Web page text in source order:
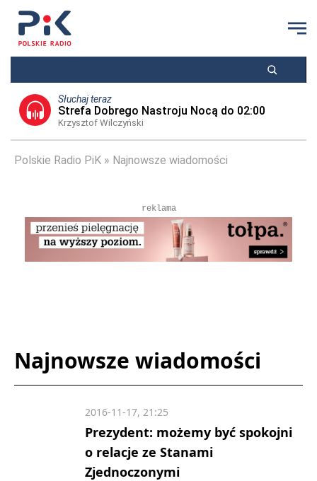
Słuchaj teraz
Strefa Dobrego Nastroju Nocą do 02:00
Krzysztof Wilczyński
Polskie Radio PiK Najnowsze wiadomości
reklama
Najnowsze wiadomości
Prezydent: możemy być spokojni
o relacje ze Stanami
Zjednoczonymi
2016-11-17, 21:25